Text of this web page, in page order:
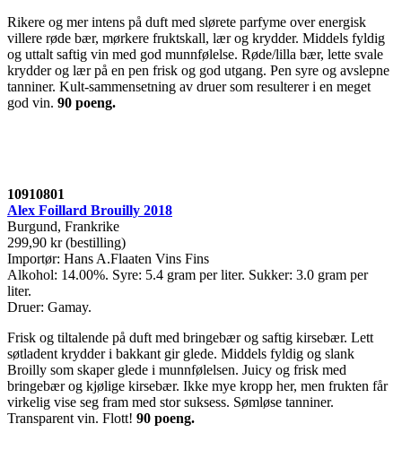
Rikere og mer intens på duft med slørete parfyme over energisk
villere røde bær, mørkere fruktskall, lær og krydder. Middels fyldig
og uttalt saftig vin med god munnfølelse. Røde/lilla bær, lette svale
krydder og lær på en pen frisk og god utgang. Pen syre og avslepne
tanniner. Kult-sammensetning av druer som resulterer i en meget
god vin. 90 poeng.
10910801
Alex Foillard Brouilly 2018
Burgund, Frankrike
299,90 kr (bestilling)
Importør: Hans A.Flaaten Vins Fins
Alkohol: 14.00%. Syre: 5.4 gram per liter. Sukker: 3.0 gram per
liter.
Druer: Gamay.
Frisk og tiltalende på duft med bringebær og saftig kirsebær. Lett
søtladent krydder i bakkant gir glede. Middels fyldig og slank
Broilly som skaper glede i munnfølelsen. Juicy og frisk med
bringebær og kjølige kirsebær. Ikke mye kropp her, men frukten får
virkelig vise seg fram med stor suksess. Sømløse tanniner.
Transparent vin. Flott! 90 poeng.